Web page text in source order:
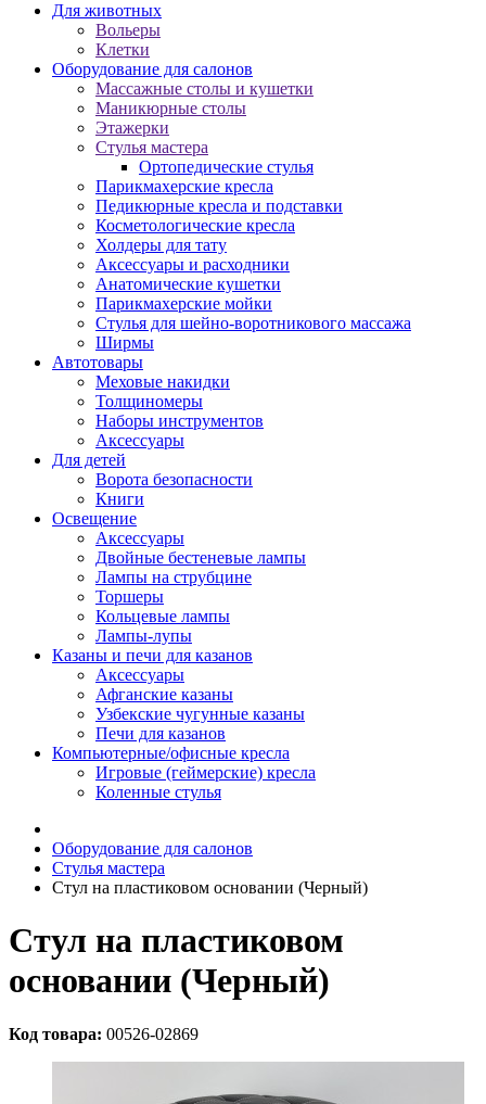
Для животных
Вольеры
Клетки
Оборудование для салонов
Массажные столы и кушетки
Маникюрные столы
Этажерки
Стулья мастера
Ортопедические стулья
Парикмахерские кресла
Педикюрные кресла и подставки
Косметологические кресла
Холдеры для тату
Аксессуары и расходники
Анатомические кушетки
Парикмахерские мойки
Стулья для шейно-воротникового массажа
Ширмы
Автотовары
Меховые накидки
Толщиномеры
Наборы инструментов
Аксессуары
Для детей
Ворота безопасности
Книги
Освещение
Аксессуары
Двойные бестеневые лампы
Лампы на струбцине
Торшеры
Кольцевые лампы
Лампы-лупы
Казаны и печи для казанов
Аксессуары
Афганские казаны
Узбекские чугунные казаны
Печи для казанов
Компьютерные/офисные кресла
Игровые (геймерские) кресла
Коленные стулья
Оборудование для салонов
Стулья мастера
Стул на пластиковом основании (Черный)
Стул на пластиковом
основании (Черный)
Код товара: 00526-02869